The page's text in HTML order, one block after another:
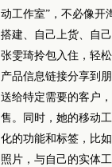
动工作室”，不必像开
搭建、自己上货、自
张雯琦拎包入住，轻
产品信息链接分享到
送给特定需要的客户
售。同时，她的移动
化的功能和标签，比
照片，与自己的实体